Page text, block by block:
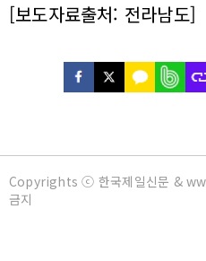
[보도자료출처: 전라남도]
Copyrights ⓒ 한국제일신문 &
금지